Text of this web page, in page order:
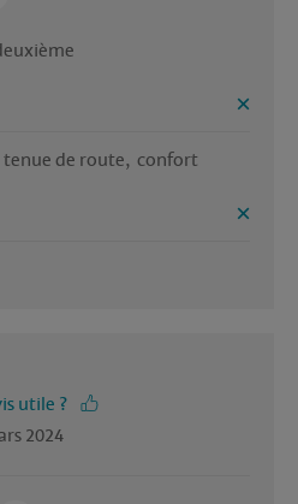
de route,  confort
utile ?
2024